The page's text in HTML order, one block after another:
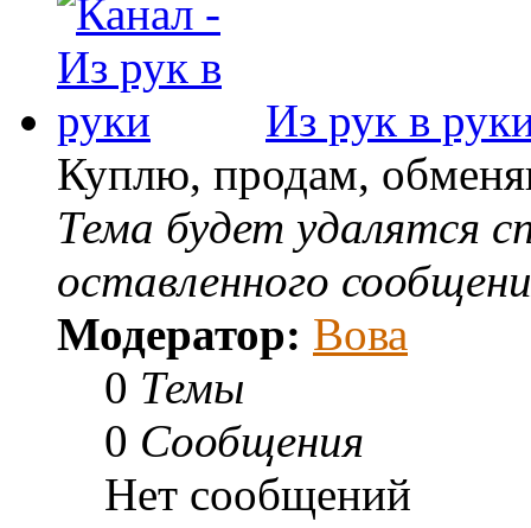
Из рук в
Куплю, продам,
Тема будет удалятся
оставленного
Модератор: Вова
0 Темы
0 Сообщения
Нет сообщений